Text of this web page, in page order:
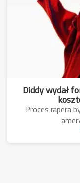
Diddy wydał
Proces rapera